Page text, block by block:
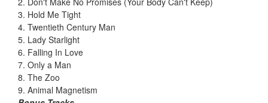
3. Hold Me Tight
4. Twentieth Century Man
5. Lady Starlight
6. Falling In Love
7. Only a Man
8. The Zoo
9. Animal Magnetism